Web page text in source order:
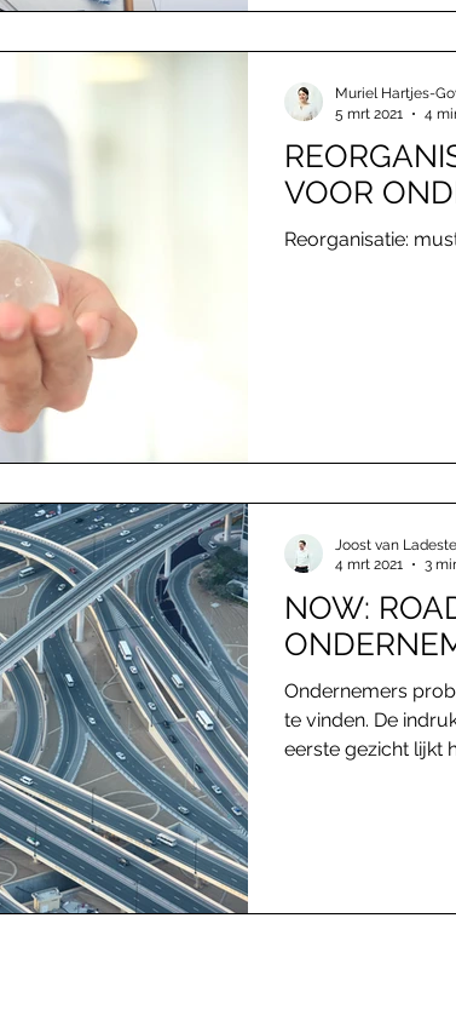
VOOR
Reorganisatie:
Muriel Hartjes-
5 mrt 2021
4
NOW:
Ondernemers
te vinden. De
eerste gezicht lijkt
Joost van
4 mrt 2021
3